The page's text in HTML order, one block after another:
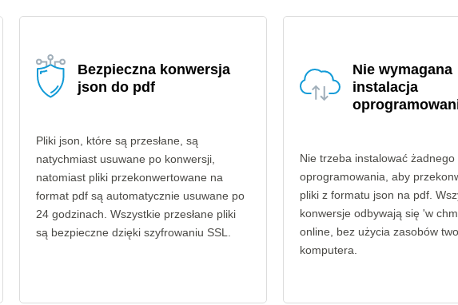
Bezpieczna konwersja
json do pdf
Pliki json, które są przesłane, są
natychmiast usuwane po konwersji,
natomiast pliki przekonwertowane na
format pdf są automatycznie usuwane po
24 godzinach. Wszystkie przesłane pliki
są bezpieczne dzięki szyfrowaniu SSL.
Nie wymagana
instalacja
Nie trzeba instalować żadnego
oprogramowania, aby
pliki z formatu json na pdf.
konwersje odbywają się 'w
online, bez użycia zasobów
komputera.